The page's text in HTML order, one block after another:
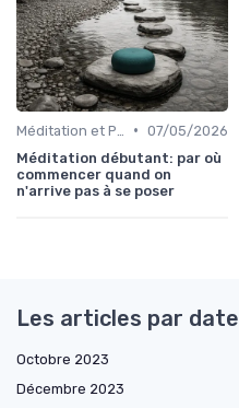
• 07/05/2026
Méditation débutant: par où
commencer quand on
n'arrive pas à se poser
Les articles par date
Octobre 2023
Décembre 2023